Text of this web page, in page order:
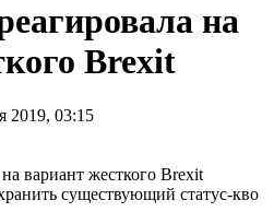
на
Brexit
2019, 03:15
существующий статус-кво